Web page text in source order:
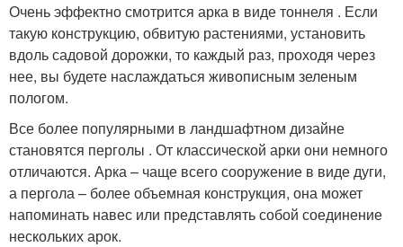
Очень эффектно смотрится арка в виде тоннеля . Если
такую конструкцию, обвитую растениями, установить
вдоль садовой дорожки, то каждый раз, проходя через
нее, вы будете наслаждаться живописным зеленым
пологом.
Все более популярными в ландшафтном дизайне
становятся перголы . От классической арки они немного
отличаются. Арка – чаще всего сооружение в виде дуги,
а пергола – более объемная конструкция, она может
напоминать навес или представлять собой соединение
нескольких арок.